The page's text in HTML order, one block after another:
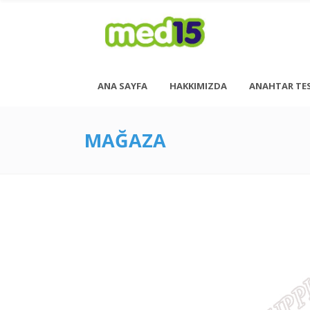
Pazartesi - Cuma 08:00 - 18:00
<h6 style= “font-size: 13px; font-weight: 600;
ANA SAYFA HAKKIMIZDA ANAHTAR
MAĞAZA